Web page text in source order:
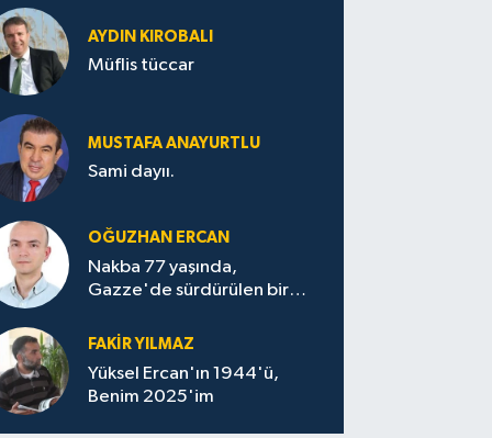
AYDIN KIROBALI
Müflis tüccar
MUSTAFA ANAYURTLU
Sami dayıı.
OĞUZHAN ERCAN
Nakba 77 yaşında,
Gazze'de sürdürülen bir
FAKİR YILMAZ
Yüksel Ercan'ın 1944'ü,
Benim 2025'im